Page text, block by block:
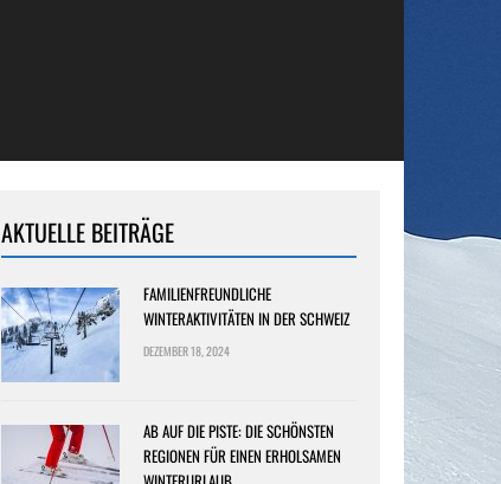
AKTUELLE BEITRÄGE
FAMILIENFREUNDLICHE
WINTERAKTIVITÄTEN IN DER SCHWEIZ
DEZEMBER 18, 2024
AB AUF DIE PISTE: DIE SCHÖNSTEN
REGIONEN FÜR EINEN ERHOLSAMEN